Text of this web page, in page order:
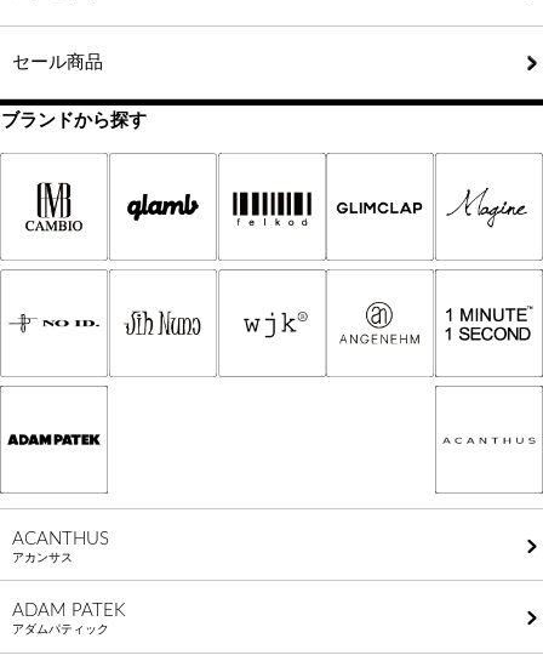
セール商品
ブランドから探す
ACANTHUS
アカンサス
ADAM PATEK
アダムパティック